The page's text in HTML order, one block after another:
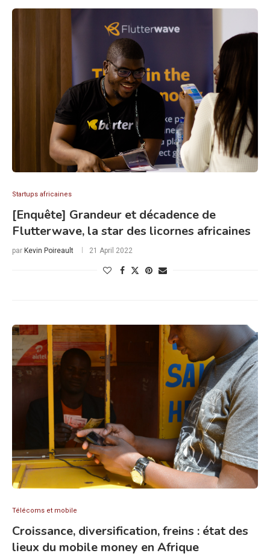
Startups africaines
[Enquête] Grandeur et décadence de
Flutterwave, la star des licornes africaines
par Kevin Poireault 21 April 2022
Télécoms et mobile
Croissance, diversification, freins : état des
lieux du mobile money en Afrique